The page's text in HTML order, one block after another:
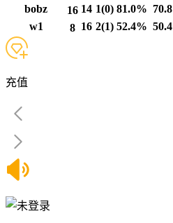
bobz
16 14 1(0) 81.0% 70.8
w1
8 16 2(1) 52.4% 50.4
充值